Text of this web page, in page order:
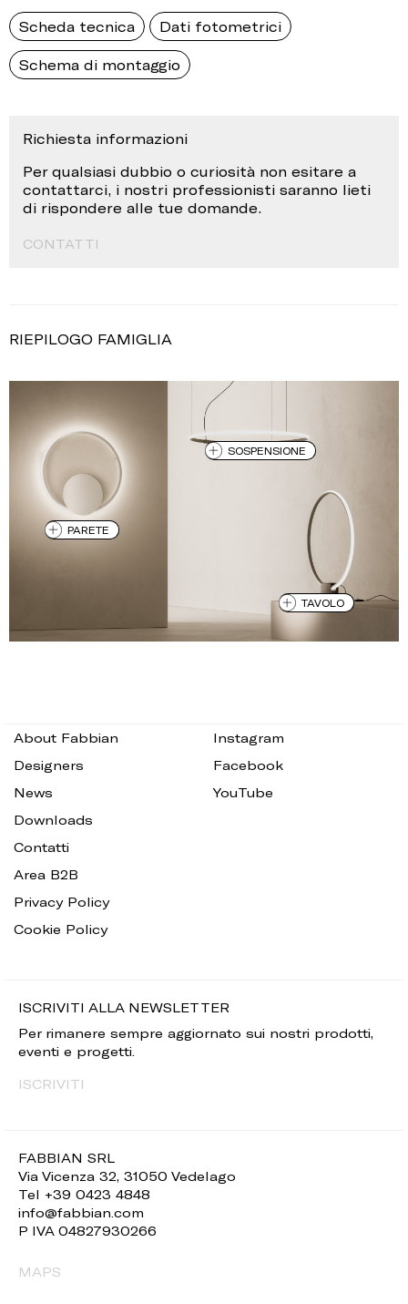
Scheda tecnica Dati fotometrici
Schema di montaggio
Richiesta informazioni
Per qualsiasi dubbio o curiosità non esitare a
contattarci, i nostri professionisti saranno lieti
di rispondere alle tue domande.
CONTATTI
RIEPILOGO FAMIGLIA
PARETE
SOSPENSIONE
TAVOLO
FABBIAN SRL
Via Vicenza 32, 31050 Vedelago
Tel +39 0423 4848
info@fabbian.com
P IVA 04827930266
MAPS
About Fabbian
Designers
News
Downloads
Contatti
Area B2B
Privacy Policy
Cookie Policy
Instagram
Facebook
YouTube
ISCRIVITI ALLA NEWSLETTER
Per rimanere sempre aggiornato sui nostri prodotti,
eventi e progetti.
ISCRIVITI